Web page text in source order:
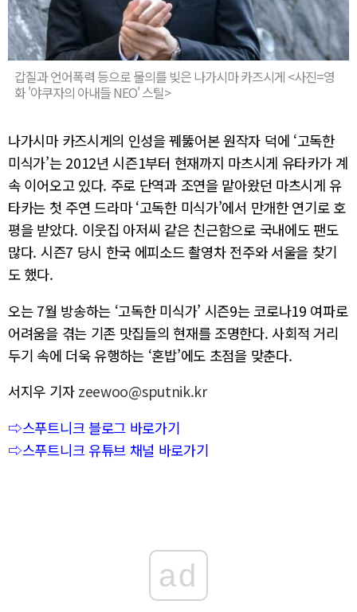
갑질과 언어폭력 등으로 물의를 빚은 나가시마 카즈시게 <사진=영
화 '야쿠자의 아내들 NEO' 스틸>
나가시마 카즈시게의 인성을 꿰뚫어본 원작자 덕에 ‘고독한
미식가’는 2012년 시즌1부터 현재까지 마츠시게 유타카가 계
속 이어오고 있다. 주로 단역과 조연을 맡아왔던 마츠시게 유
타카는 첫 주연 드라마 ‘고독한 미식가’에서 만개한 연기로 호
평을 받았다. 이웃집 아저씨 같은 친근함으로 국내에도 팬도
많다. 시즌7 당시 한국 에피소드 촬영차 전주와 서울을 찾기
도 했다.
오는 7월 방송하는 ‘고독한 미식가’ 시즌9는 코로나19 여파로
어려움을 겪는 기존 맛집들의 현재를 조명한다. 사회적 거리
두기 속에 더욱 유행하는 ‘혼밥’에도 초점을 맞춘다.
서지우 기자 zeewoo@sputnik.kr
⇨스푸트니크 블로그 바로가기
⇨스푸트니크 유튜브 채널 바로가기
ad